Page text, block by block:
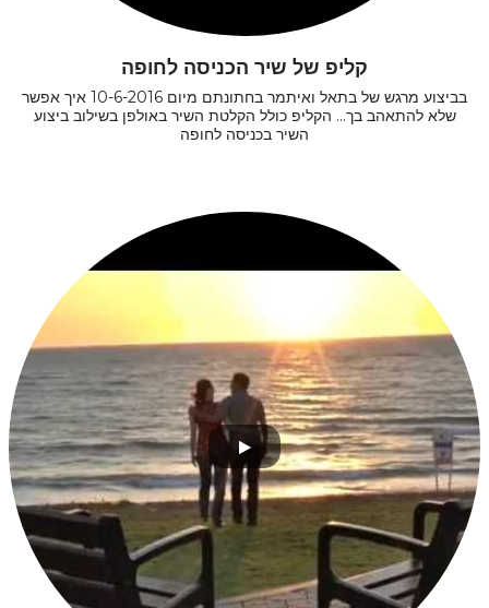
קליפ של שיר הכניסה לחופה
בביצוע מרגש של בתאל ואיתמר בחתונתם מיום 10-6-2016 איך אפשר
שלא להתאהב בך... הקליפ כולל הקלטת השיר באולפן בשילוב ביצוע
השיר בכניסה לחופה